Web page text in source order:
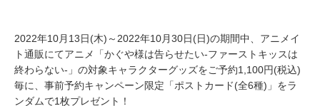
2022年10月13日(木)～2022年10月30日(日)の期間中、アニメイ
ト通販にてアニメ「かぐや様は告らせたい-ファーストキッスは
終わらない-」の対象キャラクターグッズをご予約1,100円(税込)
毎に、事前予約キャンペーン限定「ポストカード(全6種)」をラ
ンダムで1枚プレゼント！